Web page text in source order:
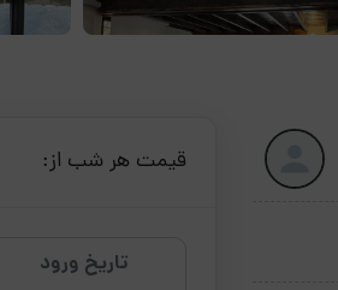
قیمت هر شب از:
تاریخ ورود